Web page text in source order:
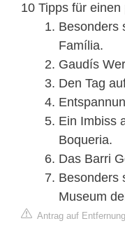
10 Tipps für
Besonders
Família.
Gaudís
Den Tag
Ein Imbiss
Boqueria.
Das Barri
Besonders
Museum
Antrag auf